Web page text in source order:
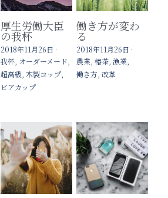
厚生労働大臣
の我杯
2018年11月26日 ·
我杯, オーダーメード,
超高級, 木製コップ,
ビアカップ
働き方が変わ
る
2018年11月26日 ·
農業, 椿茶, 漁業,
働き方, 改革